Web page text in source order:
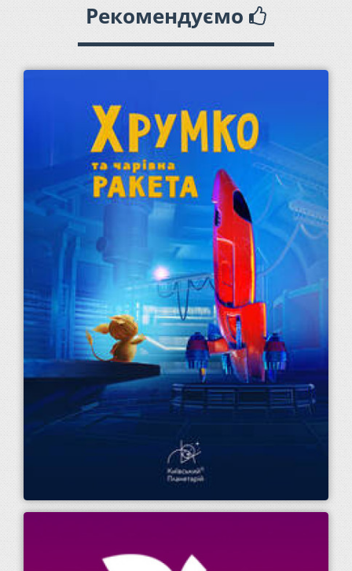
Рекомендуємо